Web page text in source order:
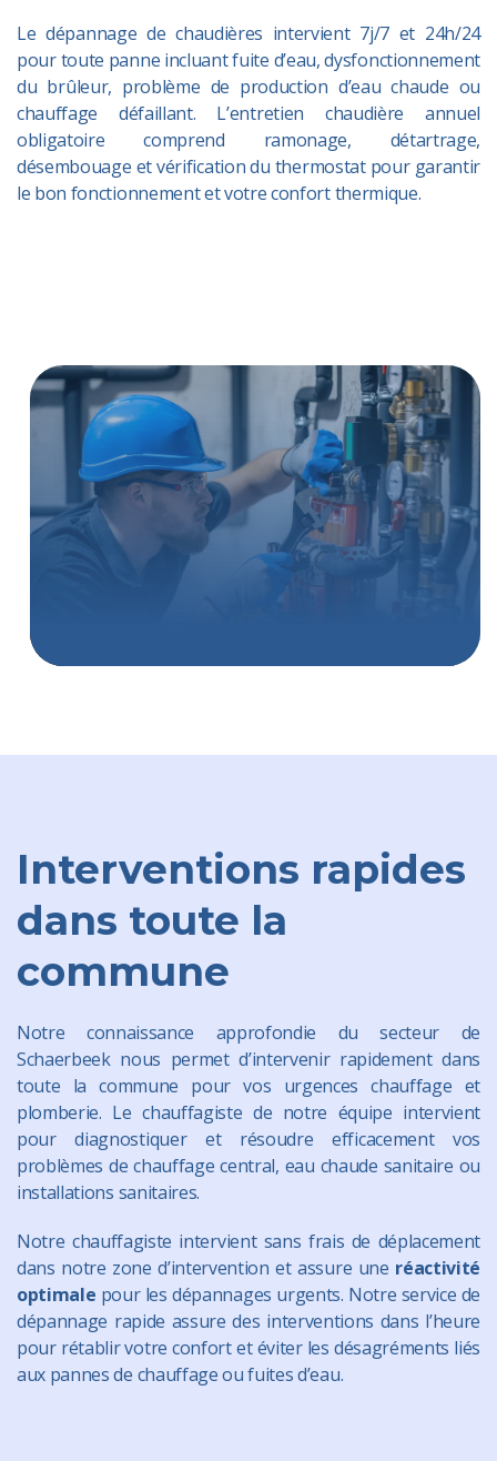
Le dépannage de chaudières intervient 7j/7 et 24h/24
pour toute panne incluant fuite d’eau, dysfonctionnement
du brûleur, problème de production d’eau chaude ou
chauffage défaillant. L’entretien chaudière annuel
obligatoire comprend ramonage, détartrage,
désembouage et vérification du thermostat pour garantir
le bon fonctionnement et votre confort thermique.
Interventions rapides
dans toute la
commune
Notre connaissance approfondie du secteur de
Schaerbeek nous permet d’intervenir rapidement dans
toute la commune pour vos urgences chauffage et
plomberie. Le chauffagiste de notre équipe intervient
pour diagnostiquer et résoudre efficacement vos
problèmes de chauffage central, eau chaude sanitaire ou
installations sanitaires.
Notre chauffagiste intervient sans frais de déplacement
dans notre zone d’intervention et assure une réactivité
optimale pour les dépannages urgents. Notre service de
dépannage rapide assure des interventions dans l’heure
pour rétablir votre confort et éviter les désagréments liés
aux pannes de chauffage ou fuites d’eau.